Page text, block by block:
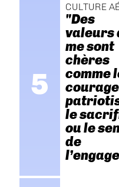
CULTURE
"Des
valeurs
me sont
chères
comme
le
ou le
de